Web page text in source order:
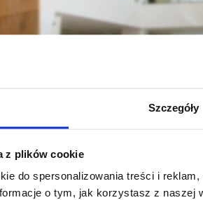
Szczegóły
z plików cookie
do spersonalizowania treści i
o tym, jak korzystasz z naszej
Student